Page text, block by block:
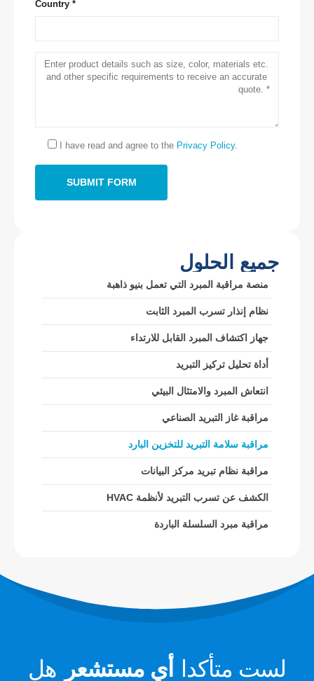
جميع الحلول
منصة مراقبة المبرد التي تعمل بنيو ذاهبة
نظام إنذار تسرب المبرد الثابت
جهاز اكتشاف المبرد القابل للارتداء
أداة تحليل تركيز التبريد
انتعاش المبرد والامتثال البيئي
مراقبة غاز التبريد الصناعي
مراقبة سلامة التبريد للتخزين البارد
مراقبة نظام تبريد مركز البيانات
الكشف عن تسرب التبريد لأنظمة HVAC
مراقبة مبرد السلسلة الباردة
Country *
I have read and agree to the Privacy Policy.
لست متأكدا أي مستشعر هل
اتصل بنا
بريد إلكتروني:
cece@winsensor.com
WeChat
WeChat
مستشعر R454B
مستشعر R32
حلنا
الكشف عن تسرب التبريد لأنظمة HVAC
مراقبة مبرد السلسلة الباردة